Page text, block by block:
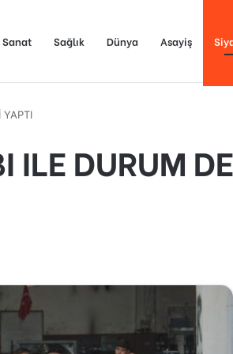
Sağlık Dünya Asayiş
YAPTI
DURUM